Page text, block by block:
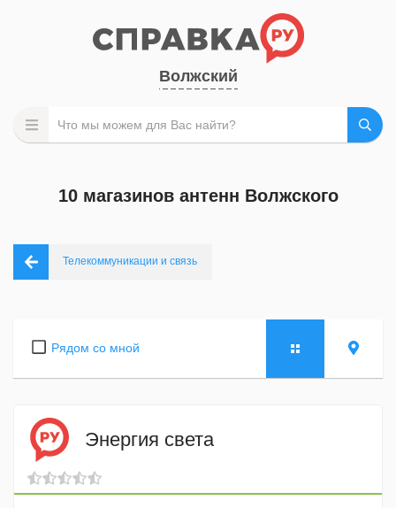
Волжский
10 магазинов антенн Волжского
Телекоммуникации и связь
Рядом со мной
Энергия света